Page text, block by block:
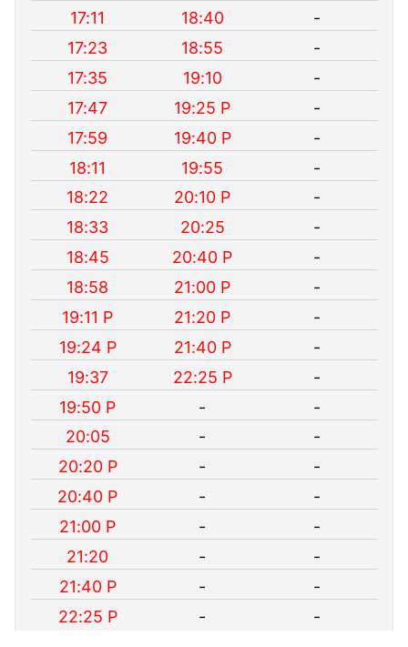
17:11
18:40
-
17:23
18:55
-
17:35
19:10
-
17:47
19:25 P
-
17:59
19:40 P
-
18:11
19:55
-
18:22
20:10 P
-
18:33
20:25
-
18:45
20:40 P
-
18:58
21:00 P
-
19:11 P
21:20 P
-
19:24 P
21:40 P
-
19:37
22:25 P
-
19:50 P
-
-
20:05
-
-
20:20 P
-
-
20:40 P
-
-
21:00 P
-
-
21:20
-
-
21:40 P
-
-
22:25 P
- -